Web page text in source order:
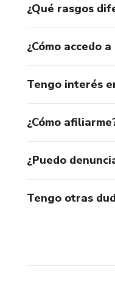
¿Qué rasgos
¿Cómo accedo
Tengo interés
¿Cómo
¿Puedo
Tengo otras